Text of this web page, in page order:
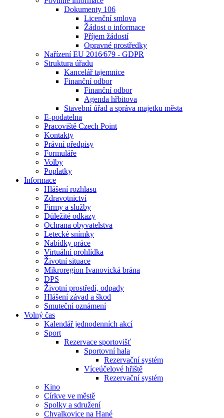
Dokumenty 106
Licenční smlova
Žádost o informace
Příjem žádostí
Opravné prostředky
Nařízení EU 2016⁄679 - GDPR
Struktura úřadu
Kancelář tajemnice
Finanční odbor
Finanční odbor
Agenda hřbitova
Stavební úřad a správa majetku města
E-podatelna
Pracoviště Czech Point
Kontakty
Právní předpisy
Formuláře
Volby
Poplatky
Informace
Hlášení rozhlasu
Zdravotnictví
Firmy a služby
Důležité odkazy
Ochrana obyvatelstva
Letecké snímky
Nabídky práce
Virtuální prohlídka
Životní situace
Mikroregion Ivanovická brána
DPS
Životní prostředí, odpady
Hlášení závad a škod
Smuteční oznámení
Volný čas
Kalendář jednodenních akcí
Sport
Rezervace sportovišť
Sportovní hala
Rezervační systém
Víceúčelové hřiště
Rezervační systém
Kino
Církve ve městě
Spolky a sdružení
Chvalkovice na Hané